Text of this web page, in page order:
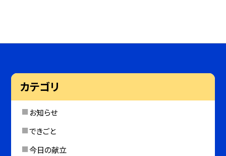
カテゴリ
お知らせ
できごと
今日の献立